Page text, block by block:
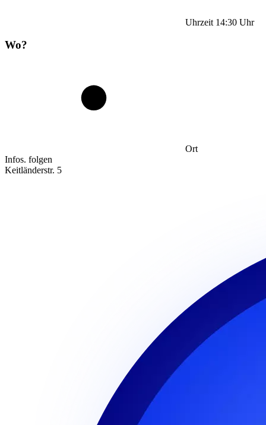
Uhrzeit 14:30 Uhr
Wo?
Ort
Infos. folgen
Keitländerstr. 5